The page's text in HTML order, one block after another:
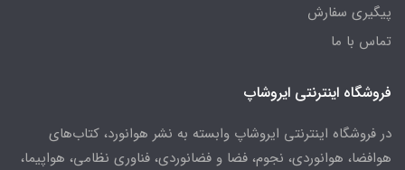
پیگیری سفارش
تماس با ما
فروشگاه اینترنتی ایروشاپ
در فروشگاه اینترنتی ایروشاپ وابسته به نشر هوانورد، کتاب‌های
هوافضا، هوانوردی، نجوم، فضا و فضانوردی، فناوری نظامی، هواپیما،